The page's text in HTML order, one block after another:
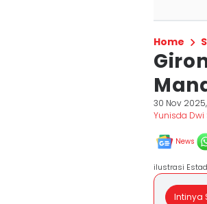
Home
30 Nov
Yunisda Dwi
News
ilustrasi
Intinya